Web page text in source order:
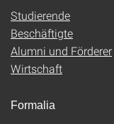
Studierende
Beschäftigte
Alumni und Förderer
Wirtschaft
Formalia